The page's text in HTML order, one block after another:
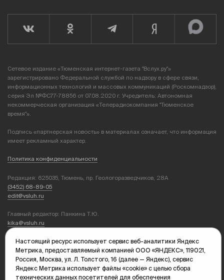
Сетевое издание «Тюменская интернет-газета "Вслух.ру"»
зарегистрировано Федеральной службой по надзору в сфере связи,
информационных технологий и массовых коммуникаций (Роскомнадзор),
серия Эл №ФС77-78856 от 07.08.2020 г. Учредитель: Автономная
некоммерческая организация «Телерадиокомпания "Тюменское
время"».
Подпись «партнерская новость» в материалах означает, что информация
имеет рекламный характер.
Политика конфиденциальности
Редакция: 625035, Тюмень, пр. Геологоразведчиков, 28А
(3452) 68-89-05
edit@vsluh.ru
Главный редактор: Панкина Т.Ю.
kika@vsluh.ru
По вопросам рекламы:
(3452) 68-89-78
kotovaev@sibinformburo.ru
mim@vsluh.ru
Настоящий ресурс использует сервис веб-аналитики Яндекс
Метрика, предоставляемый компанией ООО «ЯНДЕКС», 119021,
Россия, Москва, ул. Л. Толстого, 16 (далее — Яндекс), сервис
Яндекс Метрика использует файлы «cookie» с целью сбора
технических данных посетителей для обеспечения